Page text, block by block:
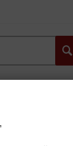
AUTÁ